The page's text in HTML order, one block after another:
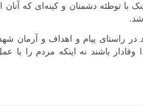
با توطئه دشمنان و کینه‌ای که آنان
راستای پیام و اهداف و آرمان
باشند نه اینکه مردم را با